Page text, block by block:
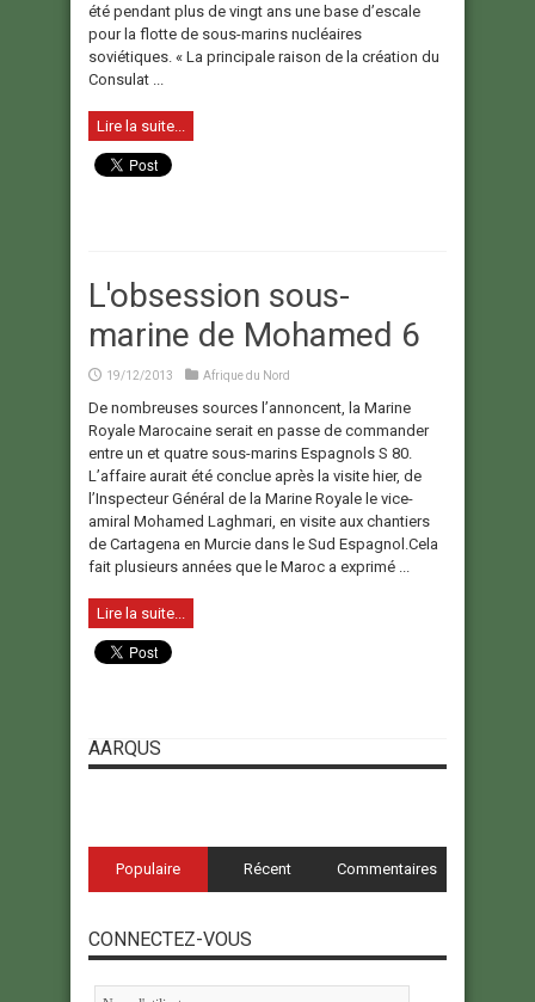
été pendant plus de vingt ans une base d’escale
pour la flotte de sous-marins nucléaires
soviétiques. « La principale raison de la création du
Consulat ...
Lire la suite...
L'obsession sous-
marine de Mohamed 6
19/12/2013 Afrique du Nord
De nombreuses sources l’annoncent, la Marine
Royale Marocaine serait en passe de commander
entre un et quatre sous-marins Espagnols S 80.
L’affaire aurait été conclue après la visite hier, de
l’Inspecteur Général de la Marine Royale le vice-
amiral Mohamed Laghmari, en visite aux chantiers
de Cartagena en Murcie dans le Sud Espagnol.Cela
fait plusieurs années que le Maroc a exprimé ...
Lire la suite...
AARQUS
Populaire Récent Commentaires
CONNECTEZ-VOUS